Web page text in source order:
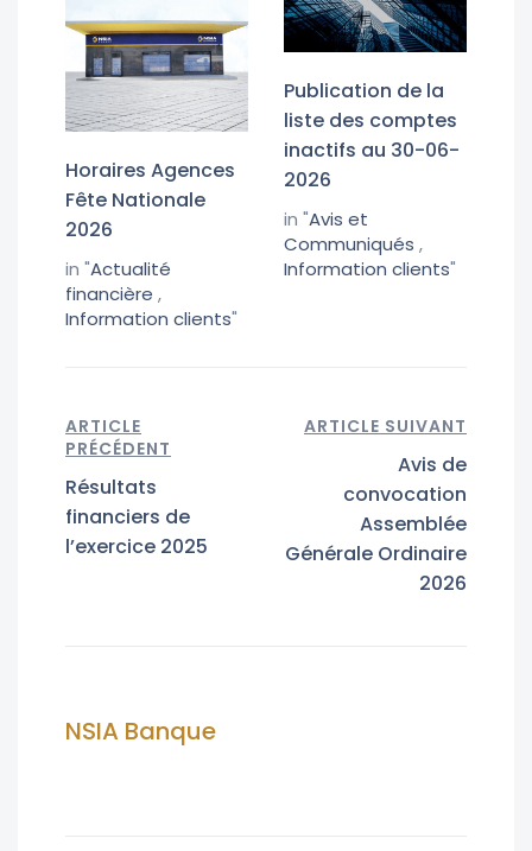
Horaires Agences
Fête Nationale
2026
in "Actualité
financière ,
Information clients"
Publication de la
liste des comptes
inactifs au 30-06-
2026
in "Avis et
Communiqués ,
Information clients"
ARTICLE
PRÉCÉDENT
Résultats
financiers de
l’exercice 2025
ARTICLE SUIVANT
Avis de
convocation
Assemblée
Générale Ordinaire
2026
NSIA Banque